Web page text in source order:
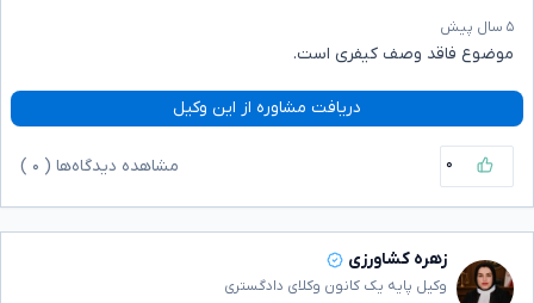
۵ سال پیش
موضوع فاقد وصف کیفری است.
دریافت مشاوره از این وکیل
۰ مشاهده دیدگاه‌ها ( ۰
زهره کشاورزی
وکیل پایه یک کانون وکلای دادگستری